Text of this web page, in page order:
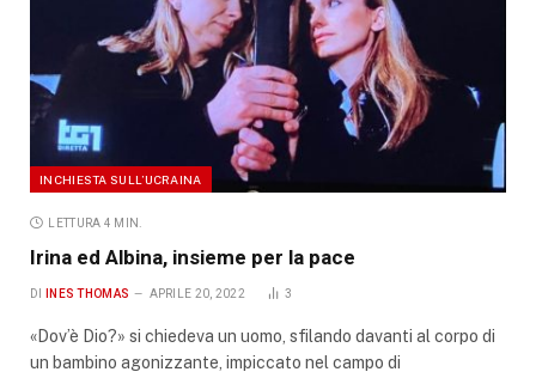
INCHIESTA SULL’UCRAINA
LETTURA 4 MIN.
Irina ed Albina, insieme per la pace
DI INES THOMAS APRILE 20, 2022 3
«Dov’è Dio?» si chiedeva un uomo, sfilando davanti al corpo di
un bambino agonizzante, impiccato nel campo di